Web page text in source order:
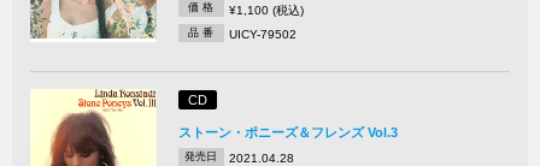
価 格 ¥1,100 (税込)
品 番 UICY-79502
CD
ストーン・ポニーズ＆フレンズ Vol.3
発売日 2021.04.28